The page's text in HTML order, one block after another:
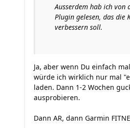
Ausserdem hab ich von
Plugin gelesen, das die
verbessern soll.
Ja, aber wenn Du einfach
würde ich wirklich nur mal
laden. Dann 1-2 Wochen
ausprobieren.
Dann AR, dann Garmin